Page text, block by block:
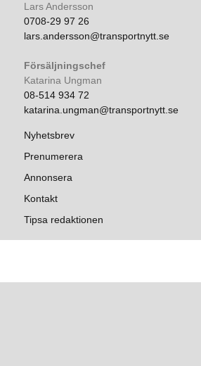
Lars Andersson
0708-29 97 26
lars.andersson@transportnytt.se
Försäljningschef
Katarina Ungman
08-514 934 72
katarina.ungman@transportnytt.se
Nyhetsbrev
Prenumerera
Annonsera
Kontakt
Tipsa redaktionen